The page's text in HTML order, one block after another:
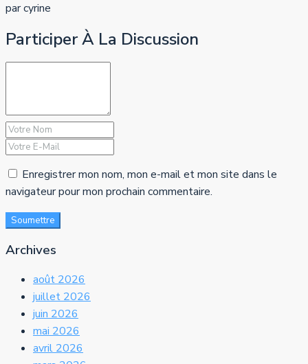
par cyrine
Participer À La Discussion
Enregistrer mon nom, mon e-mail et mon site dans le
navigateur pour mon prochain commentaire.
Soumettre
Archives
août 2026
juillet 2026
juin 2026
mai 2026
avril 2026